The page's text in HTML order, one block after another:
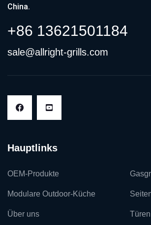
China.
+86 13621501184
sale@allright-grills.com
Hauptlinks
OEM-Produkte
Modulare Outdoor-Küche
Über uns